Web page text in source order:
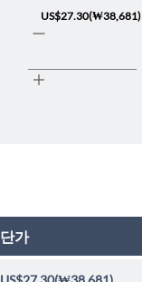
US$27.30(₩38,681)
단가